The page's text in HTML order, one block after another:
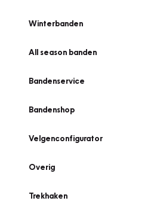
Winterbanden
All season banden
Bandenservice
Bandenshop
Velgenconfigurator
Overig
Trekhaken